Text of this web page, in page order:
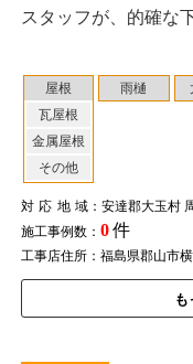
屋根
瓦屋根
金属屋根
その他
雨樋
対応地域：安達郡大玉村
施工事例数： 0件
工事店住所：福島県郡山市
も
スタッフが、的確な